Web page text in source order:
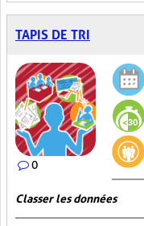
TAPIS DE TRI
0
Classer les données